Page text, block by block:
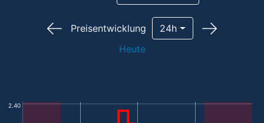
Preisentwicklung
24h
Heute
2.40